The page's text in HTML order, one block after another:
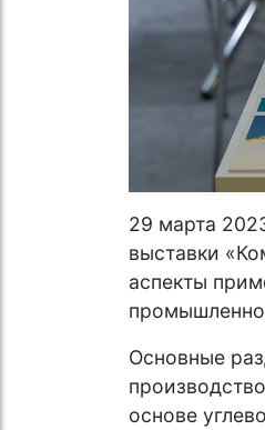
29 марта
выставки
аспекты
Основные
основе